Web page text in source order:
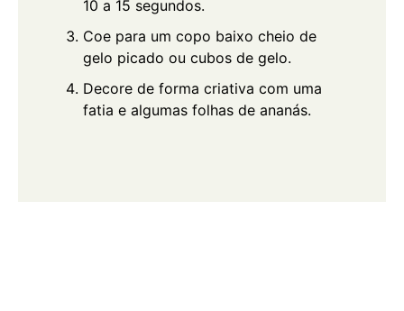
10 a 15 segundos.
Coe para um copo baixo cheio de
gelo picado ou cubos de gelo.
Decore de forma criativa com uma
fatia e algumas folhas de ananás.